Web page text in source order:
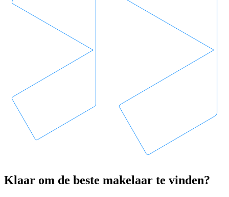
Klaar om de beste makelaar te vinden?